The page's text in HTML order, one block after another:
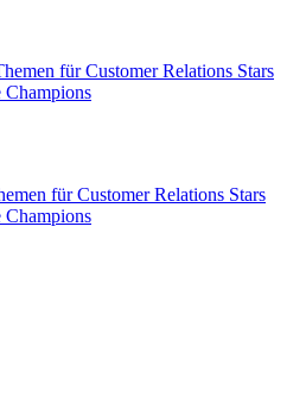
für Customer Relations Stars
für Customer Relations Stars